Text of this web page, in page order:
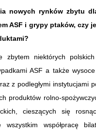
nowych rynków zbytu
ASF i grypy ptaków, czy
niektórych
ASF a także
z podległymi instytucjami
produktów rolno-
cieszących się
wszystkim współpracę